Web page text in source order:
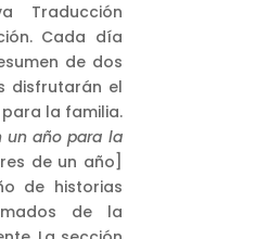
Traducción
Cada día
de dos
disfrutarán el
la familia.
un año para la
de un año]
de historias
de la